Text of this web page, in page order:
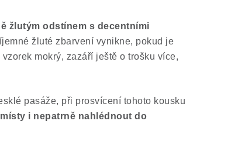
žlutým odstínem s decentními
žluté zbarvení vynikne, pokud je
mokrý, zazáří ještě o trošku více,
pasáže, při prosvícení tohoto kousku
místy i nepatrně nahlédnout do